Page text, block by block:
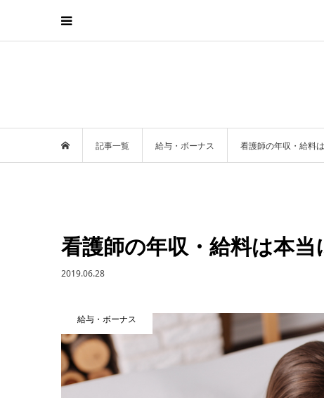
記事一覧 給与・ボーナス 看護師の年収・給料
看護師の年収・給料は本当
2019.06.28
給与・ボーナス